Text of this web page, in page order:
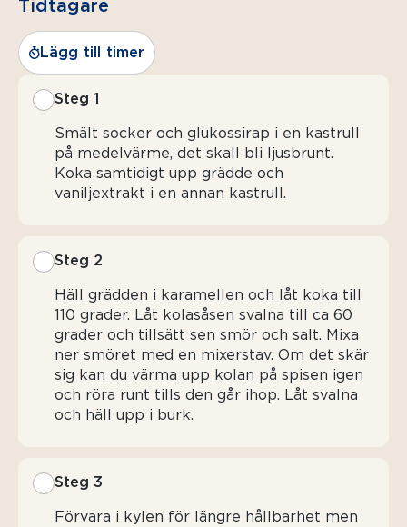
Tidtagare
Lägg till timer
Steg 1
Smält socker och glukossirap i en kastrull
på medelvärme, det skall bli ljusbrunt.
Koka samtidigt upp grädde och
vaniljextrakt i en annan kastrull.
Steg 2
Häll grädden i karamellen och låt koka till
110 grader. Låt kolasåsen svalna till ca 60
grader och tillsätt sen smör och salt. Mixa
ner smöret med en mixerstav. Om det skär
sig kan du värma upp kolan på spisen igen
och röra runt tills den går ihop. Låt svalna
och häll upp i burk.
Steg 3
Förvara i kylen för längre hållbarhet men